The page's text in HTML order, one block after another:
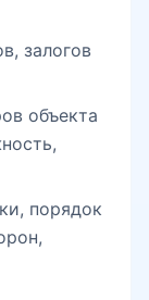
залогов
объекта
порядок